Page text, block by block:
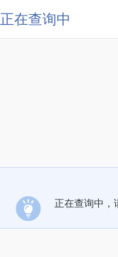
正在查询中
正在查询中，